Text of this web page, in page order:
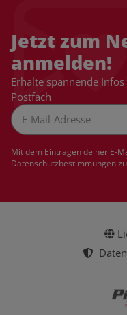
Jetzt zum
anmelden!
Erhalte spannende
Postfach
Mit dem Eintragen deiner E-
Datenschutzbestimmungen